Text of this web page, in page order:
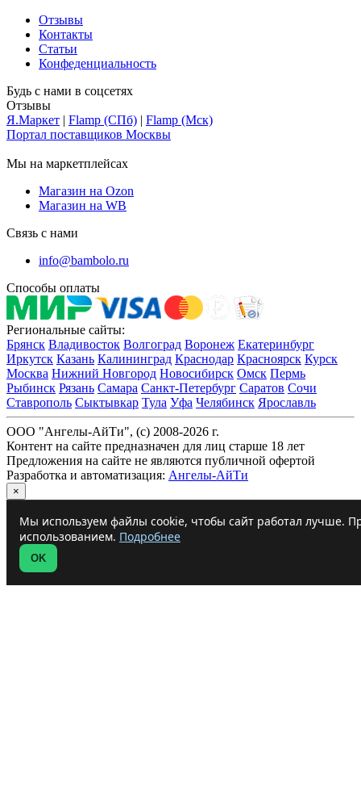
Отзывы
Контакты
Статьи
Конфеденциальность
Будь с нами в соцсетях
Отзывы
Я.Маркет | Flamp (СПб) | Flamp (Мск)
Портал поставщиков Москвы
Мы на маркетплейсах
Магазин на Ozon
Магазин на WB
Связь с нами
info@bambolo.ru
Способы оплаты
Региональные сайты:
Брянск Владивосток Волгоград Воронеж Екатеринбург
Иркутск Казань Калининград Краснодар Красноярск Курск
Москва Нижний Новгород Новосибирск Омск Пермь
Рыбинск Рязань Самара Санкт-Петербург Саратов Сочи
Ставрополь Сыктывкар Тула Уфа Челябинск Ярославль
ООО "Ангелы-АйТи", (c) 2008-2026 г.
Контент на сайте предназначен для лиц старше 18 лет
Предложения на сайте не являются публичной офертой
Разработка и автоматизация: Ангелы-АйТи
×
Мы используем файлы cookie, чтобы сайт работал лучше.
использованием. Подробнее
OK